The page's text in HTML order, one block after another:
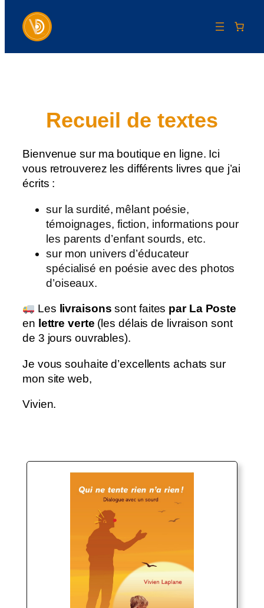
Recueil de textes
Bienvenue sur ma boutique en ligne. Ici
vous retrouverez les différents livres que j’ai
écrits :
sur la surdité, mêlant poésie,
témoignages, fiction, informations pour
les parents d’enfant sourds, etc.
sur mon univers d’éducateur
spécialisé en poésie avec des photos
d’oiseaux.
Les livraisonssont faites par La Poste
en lettre verte (les délais de livraison sont
de 3 jours ouvrables).
Je vous souhaite d’excellents achats sur
mon site web,
Vivien.